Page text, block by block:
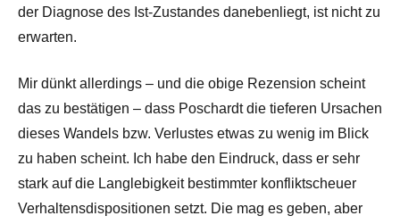
der Diagnose des Ist-Zustandes danebenliegt, ist nicht zu
erwarten.
Mir dünkt allerdings – und die obige Rezension scheint
das zu bestätigen – dass Poschardt die tieferen Ursachen
dieses Wandels bzw. Verlustes etwas zu wenig im Blick
zu haben scheint. Ich habe den Eindruck, dass er sehr
stark auf die Langlebigkeit bestimmter konfliktscheuer
Verhaltensdispositionen setzt. Die mag es geben, aber